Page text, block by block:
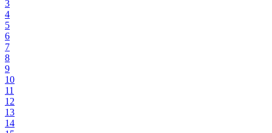
3
4
5
6
7
8
9
10
11
12
13
14